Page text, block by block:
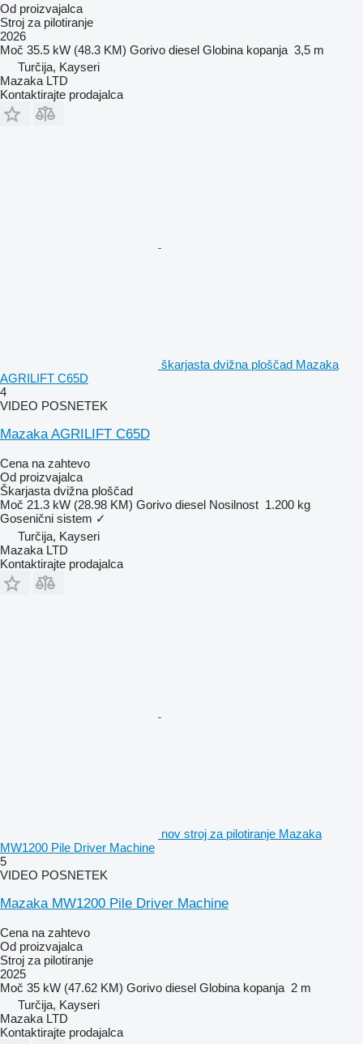
Od proizvajalca
Stroj za pilotiranje
2026
Moč 35.5 kW (48.3 KM) Gorivo diesel Globina kopanja 3,5 m
Turčija, Kayseri
Mazaka LTD
Kontaktirajte prodajalca
škarjasta dvižna ploščad Mazaka
AGRILIFT C65D
4
VIDEO POSNETEK
Mazaka AGRILIFT C65D
Cena na zahtevo
Od proizvajalca
Škarjasta dvižna ploščad
Moč 21.3 kW (28.98 KM) Gorivo diesel Nosilnost 1.200 kg
Gosenični sistem ✓
Turčija, Kayseri
Mazaka LTD
Kontaktirajte prodajalca
nov stroj za pilotiranje Mazaka
MW1200 Pile Driver Machine
5
VIDEO POSNETEK
Mazaka MW1200 Pile Driver Machine
Cena na zahtevo
Od proizvajalca
Stroj za pilotiranje
2025
Moč 35 kW (47.62 KM) Gorivo diesel Globina kopanja 2 m
Turčija, Kayseri
Mazaka LTD
Kontaktirajte prodajalca